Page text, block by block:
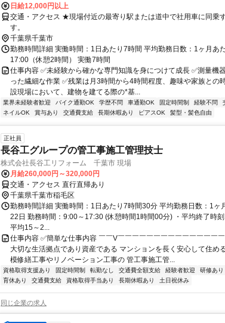
日給12,000円以上
交通・アクセス ★現場付近の最寄り駅または道中で社用車に同乗
す。
千葉県千葉市
勤務時間詳細 実働時間：1日あたり7時間 平均勤務日数：1ヶ月あ
17:00（休憩2時間） 実働7時間
仕事内容 ✅️未経験から確かな専門知識を身につけて成長 ✅️測量機
った繊細な作業 ✅️残業は月3時間から4時間程度、趣味や家族との
設現場において、建物を建てる際の*基...
業界未経験者歓迎 バイク通勤OK 学歴不問 車通勤OK 固定時間制 経験不問
ネイルOK
賞与あり 交通費支給 長期休暇あり ピアスOK 髪型・髪色自由
正社員
長谷工グループの管工事施工管理技士
株式会社長谷工リフォーム 千葉市 現場
月給260,000円～320,000円
交通・アクセス 直行直帰あり
千葉県千葉市稲毛区
勤務時間詳細 実働時間：1日あたり7時間30分 平均勤務日数：1ヶ
22日 勤務時間：9:00～17:30 (休憩時間1時間00分) ・平均終了時
平均15～2...
仕事内容 ✅簡単な仕事内容 ￣￣V￣￣￣￣￣￣￣￣￣￣￣￣￣￣
大切な生活拠点であり資産である マンションを長く安心して住め
模修繕工事やリノベーション工事の 管工事施工管...
資格取得支援あり 固定時間制 転勤なし 交通費全額支給 経験者歓迎 研修あり
育休あり
交通費支給 資格取得手当あり 長期休暇あり 土日祝休み
同じ企業の求人